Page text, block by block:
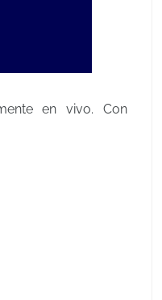
en vivo. Con